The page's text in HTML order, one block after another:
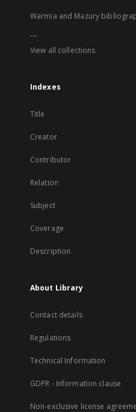
Warmia and Mazury
...
View all collections
Indexes
Title
Creator
Contributor
Relation
Subject
Coverage
Description
About Library
Contact details
Regulations
Technical Information
GDPR - Information clause
Non-exclusive license